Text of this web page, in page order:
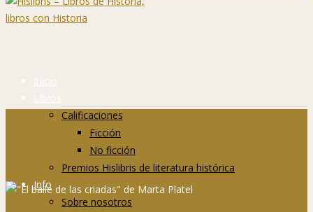
Inicio
Libros
Calificaciones
Ficción
No ficción
Premios Hislibris de literatura histórica
Info
Sobre nosotros